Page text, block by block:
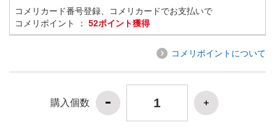
コメリカード番号登録、コメリカードでお支払いで
コメリポイント ： 52ポイント獲得
コメリポイントについて
購入個数